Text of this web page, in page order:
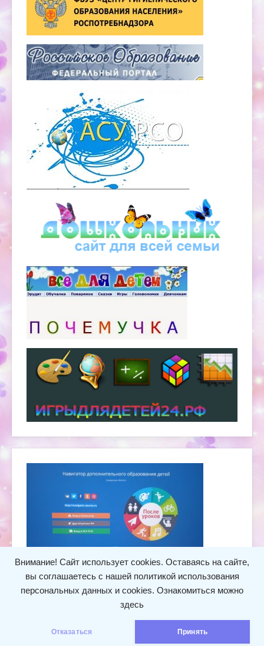
Внимание! Сайт использует cookies. Оставаясь на сайте,
вы соглашаетесь с нашей политикой использования
персональных данных и cookies. Ознакомиться можно
здесь
Отказаться Принять
Структурное подразделение «Детский сад «Сказка»» ГБОУ
СОШ пос.Просвет муниципального района Волжский
Самарской области © 2024